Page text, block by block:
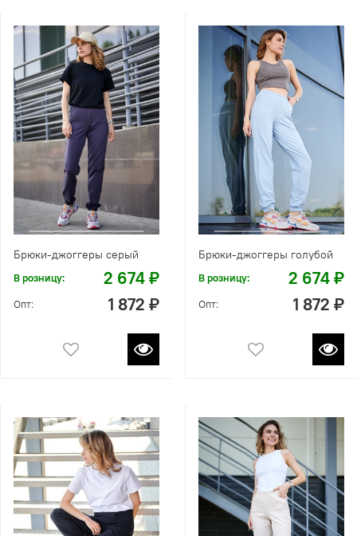
Брюки-джоггеры серый
В розницу: 2 674 ₽
Опт: 1 872 ₽
Брюки-джоггеры голубой
В розницу: 2 674 ₽
Опт: 1 872 ₽